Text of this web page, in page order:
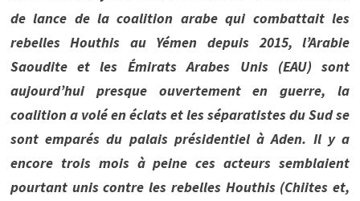
de lance de la coalition arabe qui combattait les
rebelles Houthis au Yémen depuis 2015, l’Arabie
Saoudite et les Émirats Arabes Unis (EAU) sont
aujourd’hui presque ouvertement en guerre, la
coalition a volé en éclats et les séparatistes du Sud se
sont emparés du palais présidentiel à Aden. Il y a
encore trois mois à peine ces acteurs semblaient
pourtant unis contre les rebelles Houthis (Chiites et,